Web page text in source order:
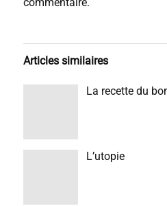
Articles similaires
La recette du
L’utopie